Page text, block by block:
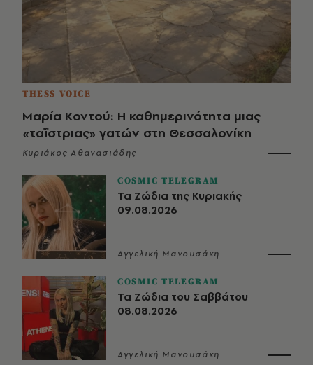
THESS VOICE
Μαρία Κοντού: Η καθημερινότητα μιας
«ταΐστριας» γατών στη Θεσσαλονίκη
Κυριάκος Αθανασιάδης
COSMIC TELEGRAM
Τα Ζώδια της Κυριακής
09.08.2026
Αγγελική Μανουσάκη
COSMIC TELEGRAM
Τα Ζώδια του Σαββάτου
08.08.2026
Αγγελική Μανουσάκη